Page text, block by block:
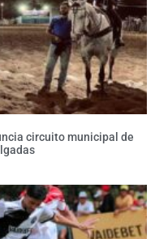
circuito municipal de